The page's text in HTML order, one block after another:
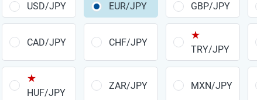
GBP/JPY 170円
AUD/JPY 106円
NZD/JPY 28円
CAD/JPY 38円
USD/JPY EUR/JPY GBP/JPY
CAD/JPY CHF/JPY
★
TRY/JPY
★
HUF/JPY
ZAR/JPY MXN/JPY